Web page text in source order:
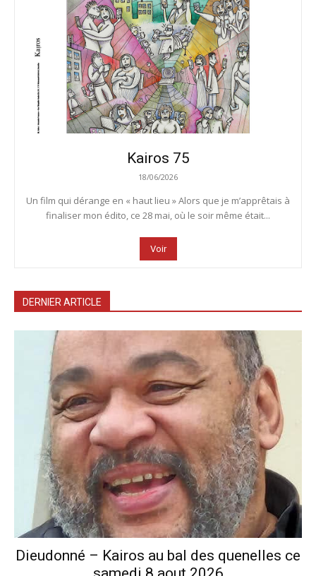
Kairos 75
18/06/2026
Un film qui dérange en « haut lieu » Alors que je m’apprêtais à
finaliser mon édito, ce 28 mai, où le soir même était...
Voir
DERNIER ARTICLE
Dieudonné – Kairos au bal des quenelles ce